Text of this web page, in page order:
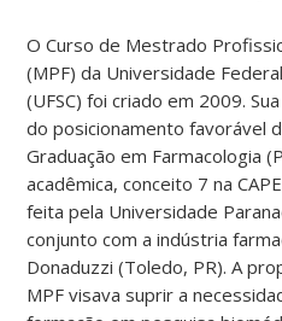
O Curso de Mestrado
(MPF) da Universidade
(UFSC) foi criado em 2009.
do posicionamento favorável
Graduação em Farmacologia
acadêmica, conceito 7 na
feita pela Universidade
conjunto com a indústria
Donaduzzi (Toledo, PR). A
MPF visava suprir a